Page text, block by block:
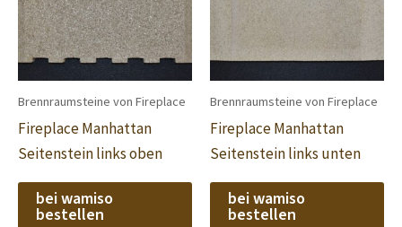
Brennraumsteine von Fireplace
Fireplace Manhattan
Seitenstein links oben
bei wamiso
bestellen
Brennraumsteine von Fireplace
Fireplace Manhattan
Seitenstein links unten
bei wamiso
bestellen